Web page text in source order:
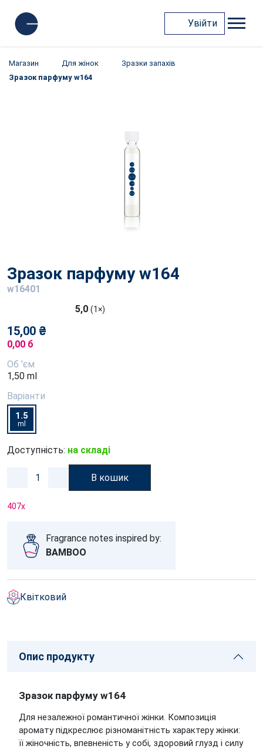
Увійти
Магазин Для жінок
Зразки запахів
Зразок парфуму w164
Зразок парфуму w164
w16401
5,0 (1×)
15,00 ₴
0,00 б
Об 'єм
1,50 ml
Варіанти
1.5
ml
Доступність: на складі
В кошик
407x
Fragrance notes inspired by:
BAMBOO
Квітковий
Опис продукту
Зразок парфуму w164
Для незалежної романтичної жінки. Композиція
аромату підкреслює різноманітність характеру жінки:
її жіночність, впевненість у собі, здоровий глузд і силу